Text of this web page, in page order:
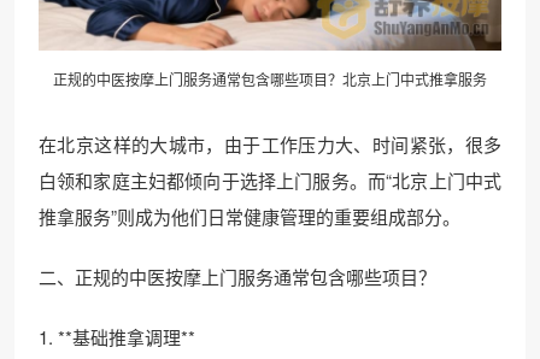
正规的中医按摩上门服务通常包含哪些项目？北京上门中式推拿服务
在北京这样的大城市，由于工作压力大、时间紧张，很多
白领和家庭主妇都倾向于选择上门服务。而“北京上门中式
推拿服务”则成为他们日常健康管理的重要组成部分。
二、正规的中医按摩上门服务通常包含哪些项目？
1. **基础推拿调理**